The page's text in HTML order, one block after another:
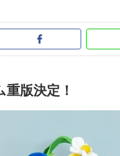
版決定！